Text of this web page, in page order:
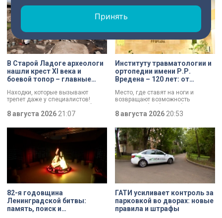
В Старой Ладоге археологи
нашли крест XI века и
боевой топор – главные
Находки, которые вызывают
трепет даже у специалистов!
тысячи лет и боевой топор – вот
экспедиции в Старой Ладоге в
8 августа 202621:07
Институту травматологии и
ортопедии имени Р.Р.
Вредена – 120 лет: от
до передового
медицинского центра
Место, где ставят на ноги и
возвращают возможность
отмечает Институт травматологии
8 августа 202620:53
82-я годовщина
Ленинградской битвы:
память, поиск и
ГАТИ усиливает контроль за
парковкой во дворах: новые
правила и штрафы
Принять